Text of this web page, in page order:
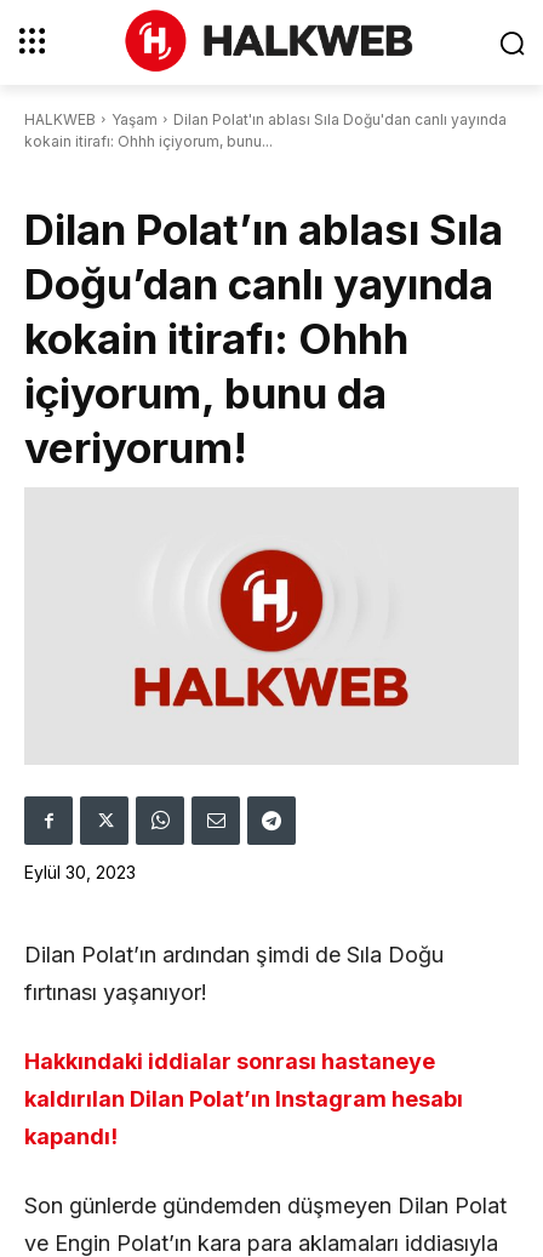
HALKWEB Yaşam
Dilan Polat'ın ablası Sıla Doğu'dan canlı yayında
kokain itirafı: Ohhh içiyorum, bunu...
Dilan Polat’ın ablası Sıla
Doğu’dan canlı yayında
kokain itirafı: Ohhh
içiyorum, bunu da
veriyorum!
Eylül 30, 2023
Dilan Polat’ın ardından şimdi de Sıla Doğu
fırtınası yaşanıyor!
Hakkındaki iddialar sonrası hastaneye
kaldırılan Dilan Polat’ın Instagram hesabı
kapandı!
Son günlerde gündemden düşmeyen Dilan Polat
ve Engin Polat’ın kara para aklamaları iddiasıyla